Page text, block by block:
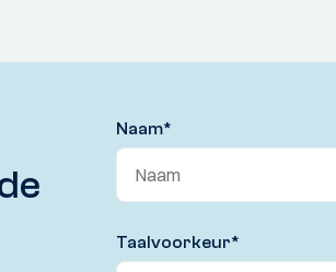
Naam*
Taalvoorkeur*